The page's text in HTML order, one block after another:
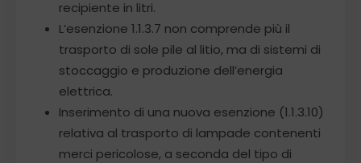
recipiente in litri.
L’esenzione 1.1.3.7 non comprende più il
trasporto di sole pile al litio, ma di sistemi di
stoccaggio e produzione dell’energia
elettrica.
Inserimento di una nuova esenzione (1.1.3.10)
relativa al trasporto di lampade contenenti
merci pericolose, a seconda del tipo di